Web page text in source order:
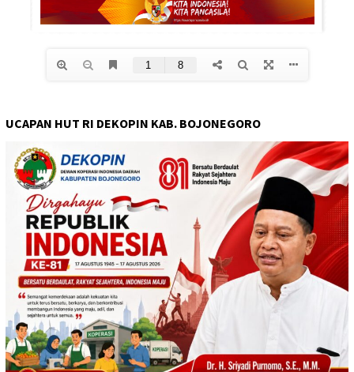
UCAPAN HUT RI DEKOPIN KAB. BOJONEGORO